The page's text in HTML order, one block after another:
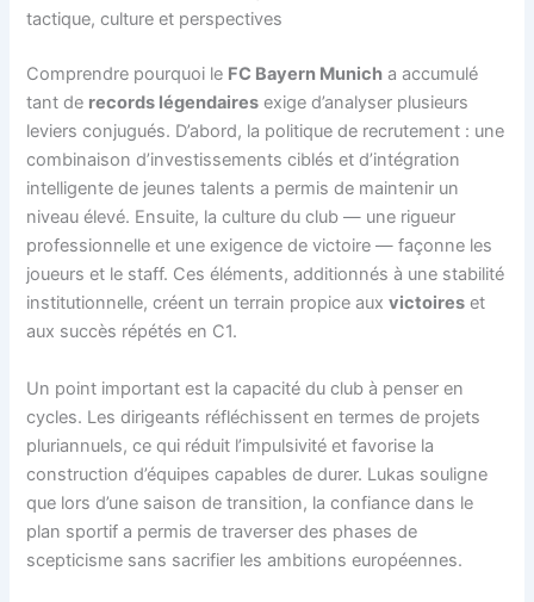
tactique, culture et perspectives
Comprendre pourquoi le FC Bayern Munich a accumulé
tant de records légendaires exige d’analyser plusieurs
leviers conjugués. D’abord, la politique de recrutement : une
combinaison d’investissements ciblés et d’intégration
intelligente de jeunes talents a permis de maintenir un
niveau élevé. Ensuite, la culture du club — une rigueur
professionnelle et une exigence de victoire — façonne les
joueurs et le staff. Ces éléments, additionnés à une stabilité
institutionnelle, créent un terrain propice auxvictoires et
aux succès répétés en C1.
Un point important est la capacité du club à penser en
cycles. Les dirigeants réfléchissent en termes de projets
pluriannuels, ce qui réduit l’impulsivité et favorise la
construction d’équipes capables de durer. Lukas souligne
que lors d’une saison de transition, la confiance dans le
plan sportif a permis de traverser des phases de
scepticisme sans sacrifier les ambitions européennes.